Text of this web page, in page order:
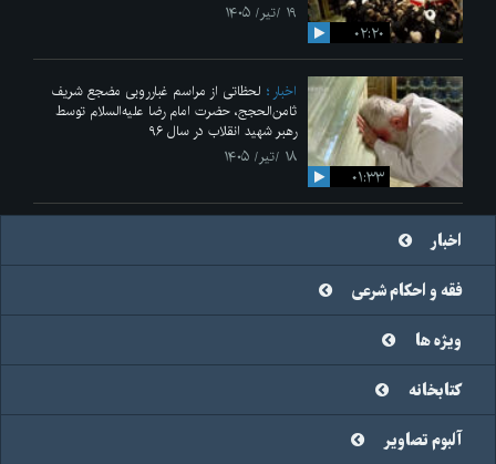
۰۲:۲۰
۱۹ /تیر/ ۱۴۰۵
۰۱:۳۳
اخبار
لحظاتی از مراسم غبارروبی مضجع شریف
ثامن‌الحجج، حضرت امام رضا علیه‌السلام توسط
رهبر شهید انقلاب در سال ۹۶
۱۸ /تیر/ ۱۴۰۵
اخبار
فقه و احکام شرعی
ویژه ها
کتابخانه
آلبوم تصاویر